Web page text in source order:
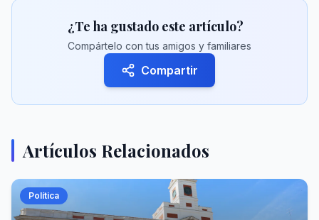
¿Te ha gustado este artículo?
Compártelo con tus amigos y familiares
Compartir
Artículos Relacionados
Política